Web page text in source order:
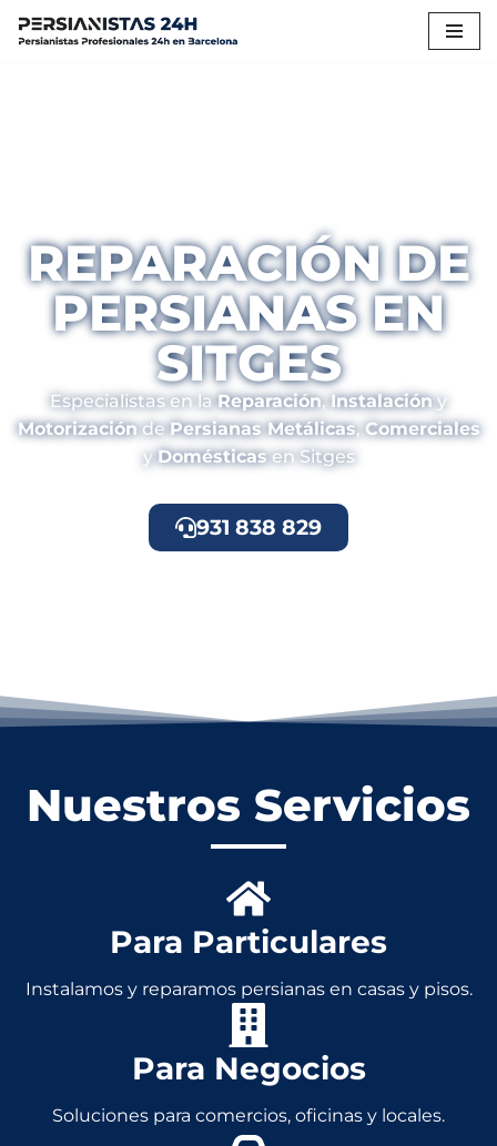
REPARACIÓN DE
PERSIANAS EN
SITGES
Especialistas en laReparación,Instalacióny
Motorizaciónde Persianas Metálicas, Comerciales
y Domésticasen Sitges
931 838 829
Nuestros Servicios
Para Particulares
Instalamos y reparamos persianas en casas y pisos.
Para Negocios
Soluciones para comercios, oficinas y locales.